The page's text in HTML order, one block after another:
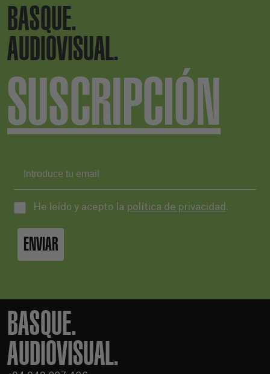
BASQUE.
AUDIOVISUAL.
SUSCRIPCIÓN
He leído y acepto la política de privacidad .
ENVIAR
BASQUE.
AUDIOVISUAL.